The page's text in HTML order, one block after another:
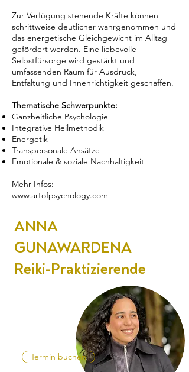
Zur Verfügung stehende Kräfte können
schrittweise deutlicher wahrgenommen und
das energetische Gleichgewicht im Alltag
gefördert werden. Eine liebevolle
Selbstfürsorge wird gestärkt und
umfassenden Raum für Ausdruck,
Entfaltung und Innenrichtigkeit geschaffen.
Thematische Schwerpunkte:
Ganzheitliche Psychologie
Integrative Heilmethodik
Energetik
Transpersonale Ansätze
Emotionale & soziale Nachhaltigkeit
Mehr Infos:
www.artofpsychology.com
ANNA
GUNAWARDENA
Reiki-Praktizierende
Termin buchen